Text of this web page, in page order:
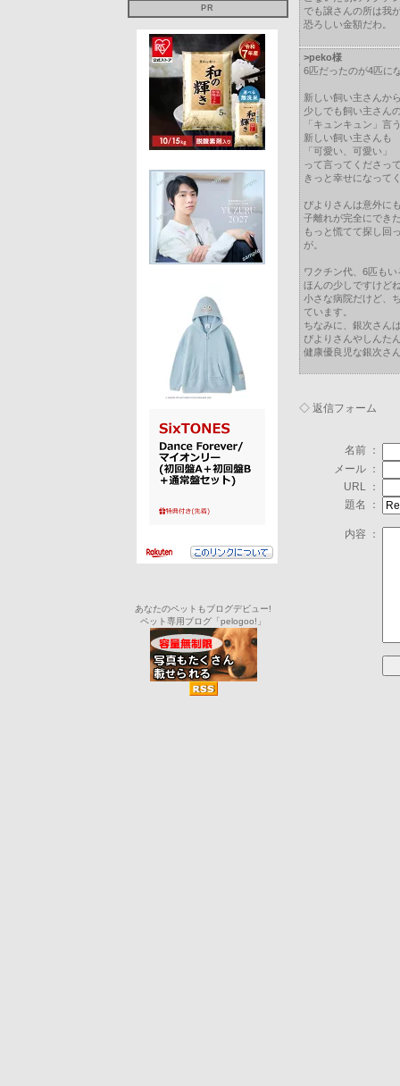
PR
あなたのペットもブログデビュー!
ペット専用ブログ「pelogoo!」
でも譲さんの所は我
恐ろしい金額だわ。
>peko様
6匹だったのが4匹に
新しい飼い主さんか
少しでも飼い主さん
「キュンキュン」言
新しい飼い主さんも
「可愛い、可愛い」
って言ってくださっ
きっと幸せになって
ぴよりさんは意外に
子離れが完全にでき
もっと慌てて探し回
が。
ワクチン代、6匹も
ほんの少しですけど
小さな病院だけど、
ています。
ちなみに、銀次さん
ぴよりさんやしんた
健康優良児な銀次さ
◇ 返信フォーム
名前 ：
メール ：
URL ：
題名 ：
内容 ：